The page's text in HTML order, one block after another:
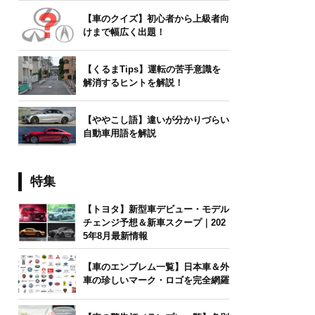
【車のクイズ】初心者から上級者向
けまで幅広く出題！
【くるまTips】運転の苦手意識を
解消するヒントを解説！
【ややこし語】違いが分かりづらい
自動車用語を解説
特集
【トヨタ】新型車デビュー・モデル
チェンジ予想＆新車スクープ｜202
5年8月最新情報
【車のエンブレム一覧】日本車＆外
車の珍しいマーク・ロゴを完全網羅